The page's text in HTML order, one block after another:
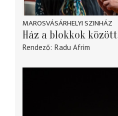
MAROSVÁSÁRHELYI SZINHÁZ
Ház a blokkok között
Rendező Radu Afrim